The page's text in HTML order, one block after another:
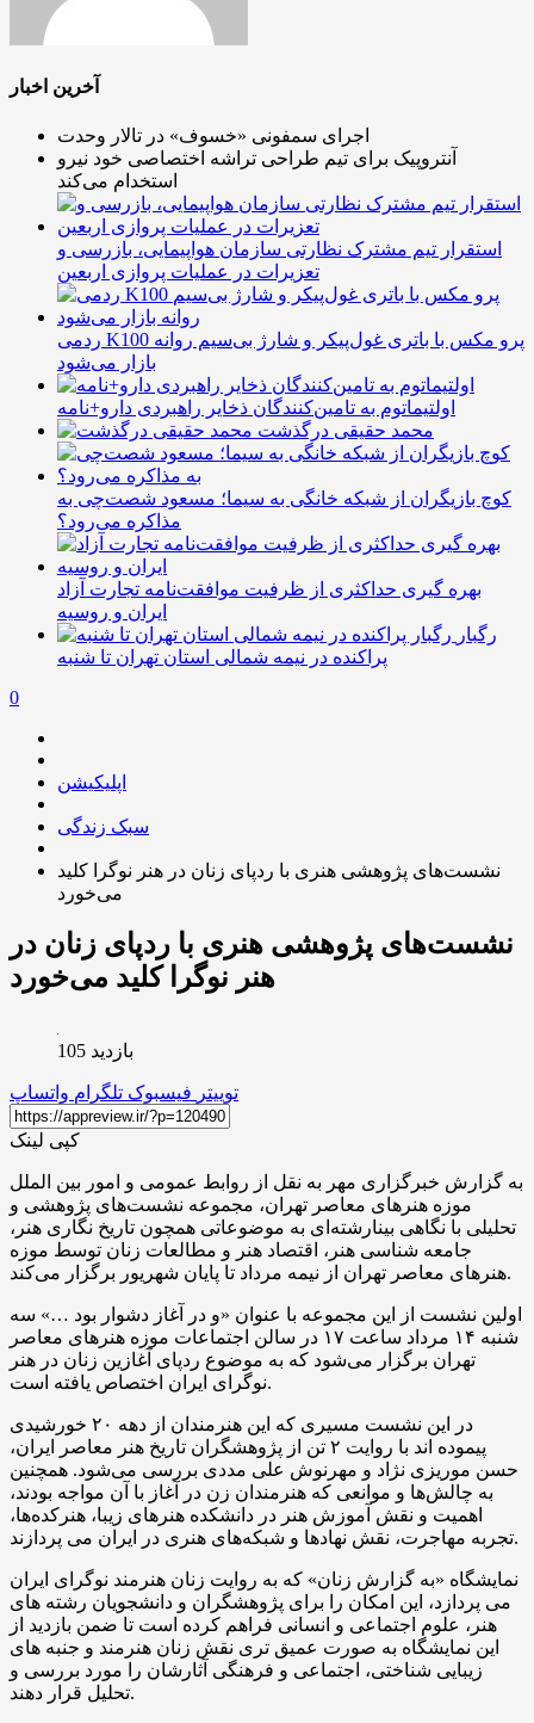
آخرین اخبار
اجرای سمفونی «خسوف» در تالار وحدت
آنتروپیک برای تیم طراحی تراشه اختصاصی خود نیرو
استخدام می‌کند
استقرار تیم مشترک نظارتی سازمان هواپیمایی، بازرسی و
تعزیرات در عملیات پروازی اربعین
ردمی K100 پرو مکس با باتری غول‌پیکر و شارژ بی‌سیم روانه
بازار می‌شود
اولتیماتوم به تامین‌کنندگان ذخایر راهبردی دارو+نامه
محمد حقیقی درگذشت
کوچ بازیگران از شبکه خانگی به سیما؛ مسعود شصت‌چی به
مذاکره می‌رود؟
بهره گیری حداکثری از ظرفیت موافقت‌نامه تجارت آزاد
ایران و روسیه
رگبار
پراکنده در نیمه شمالی استان تهران تا شنبه
0
اپلیکیشن
سبک زندگی
نشست‌های پژوهشی هنری با ردپای زنان در هنر نوگرا کلید
می‌خورد
نشست‌های پژوهشی هنری با ردپای زنان در
هنر نوگرا کلید می‌خورد
بازدید 105
توییتر فیسبوک تلگرام واتساپ
کپی لینک
به گزارش خبرگزاری مهر به نقل از روابط عمومی و امور بین الملل
موزه هنرهای معاصر تهران، مجموعه نشست‌های پژوهشی و
تحلیلی با نگاهی بینارشته‌ای به موضوعاتی همچون تاریخ نگاری هنر،
جامعه شناسی هنر، اقتصاد هنر و مطالعات زنان توسط موزه
هنرهای معاصر تهران از نیمه مرداد تا پایان شهریور برگزار می‌کند.
اولین نشست از این مجموعه با عنوان «و در آغاز دشوار بود …» سه
شنبه ۱۴ مرداد ساعت ۱۷ در سالن اجتماعات موزه هنرهای معاصر
تهران برگزار می‌شود که به موضوع ردپای آغازین زنان در هنر
نوگرای ایران اختصاص یافته است.
در این نشست مسیری که این هنرمندان از دهه ۲۰ خورشیدی
پیموده اند با روایت ۲ تن از پژوهشگران تاریخ هنر معاصر ایران،
حسن موریزی نژاد و مهرنوش علی مددی بررسی می‌شود. همچنین
به چالش‌ها و موانعی که هنرمندان زن در آغاز با آن مواجه بودند،
اهمیت و نقش آموزش هنر در دانشکده هنرهای زیبا، هنرکده‌ها،
تجربه مهاجرت، نقش نهادها و شبکه‌های هنری در ایران می پردازند.
نمایشگاه «به گزارش زنان» که به روایت زنان هنرمند نوگرای ایران
می پردازد، این امکان را برای پژوهشگران و دانشجویان رشته های
هنر، علوم اجتماعی و انسانی فراهم کرده است تا ضمن بازدید از
این نمایشگاه به صورت عمیق تری نقش زنان هنرمند و جنبه های
زیبایی شناختی، اجتماعی و فرهنگی آثارشان را مورد بررسی و
تحلیل قرار دهند.